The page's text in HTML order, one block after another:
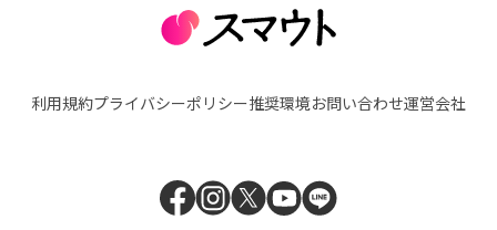
利用規約プライバシーポリシー推奨環境お問い合わせ運営会社